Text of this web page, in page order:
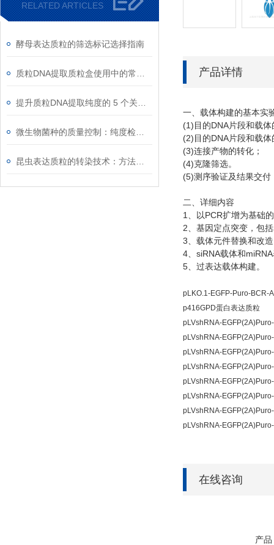
RELATED ARTICLES
酵母表达质粒的筛选标记选择指南
产品详情
一、载体构建的基本实
(1) 目的DNA片段和载体
(2) 目的DNA片段和载体
(3)连接产物的转化；
(4)克隆筛选。
(5)测序验证及结果交付
二、详细内容
1 、以PCR扩增为基础
2、基因定点突变，包
3、载体元件替换和改
4、 siRNA载体和 miRNA
5、过表达载体构建。
pLKO.1-EGFP-Puro-BCR-
p416GPD蛋白表达质粒
pLVshRNA-
pLVshRNA-
pLVshRNA-
pLVshRNA-
pLVshRNA-
pLVshRNA-
pLVshRNA-
pLVshRNA-
在线咨询
产品